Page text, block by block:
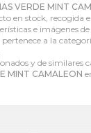
VERDE MINT
en stock, recogida
e imágenes de
pertenece a la
y de similares
MINT CAMALEON